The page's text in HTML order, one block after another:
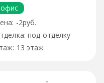
офис
-2руб.
под отделку
13 этаж